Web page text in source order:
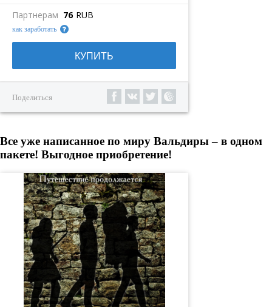
Партнерам 76 RUB
как заработать
КУПИТЬ
Поделиться
Все уже написанное по миру Вальдиры – в одном
пакете! Выгодное приобретение!